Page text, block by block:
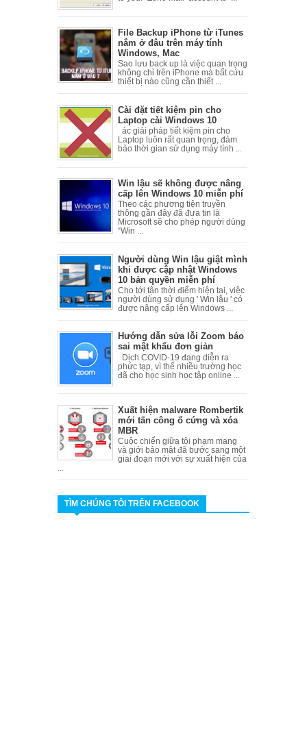
File Backup iPhone từ iTunes
nẳm ở đâu trên máy tính
Windows, Mac
Sao lưu back up là việc quan trọng
không chỉ trên iPhone mà bất cứu
thiết bị nào cũng cần thiết ...
Cài đặt tiết kiệm pin cho
Laptop cài Windows 10
ác giải pháp tiết kiệm pin cho
Laptop luôn rất quan trọng, đảm
bảo thời gian sử dụng máy tính ...
Win lậu sẽ không được nâng
cấp lên Windows 10 miễn phí
Theo các phương tiện truyền
thông gần đây đã đưa tin là
Microsoft sẽ cho phép người dùng
“Win ...
Người dùng Win lậu giật mình
khi được cập nhật Windows
10 bản quyền miễn phí
Cho tới tận thời điểm hiện tại, việc
người dùng sử dụng ' Win lậu ' có
được nâng cấp lên Windows ...
Hướng dẫn sửa lỗi Zoom báo
sai mật khẩu đơn giản
Dịch COVID-19 đang diễn ra
phức tạp, vì thế nhiều trường học
đã cho học sinh học tập online ...
Xuất hiện malware Rombertik
mới tấn công ổ cứng và xóa
MBR
Cuộc chiến giữa tội phạm mạng
và giới bảo mật đã bước sang một
giai đoạn mới với sự xuất hiện của
TÌM CHÚNG TÔI TRÊN FACEBOOK